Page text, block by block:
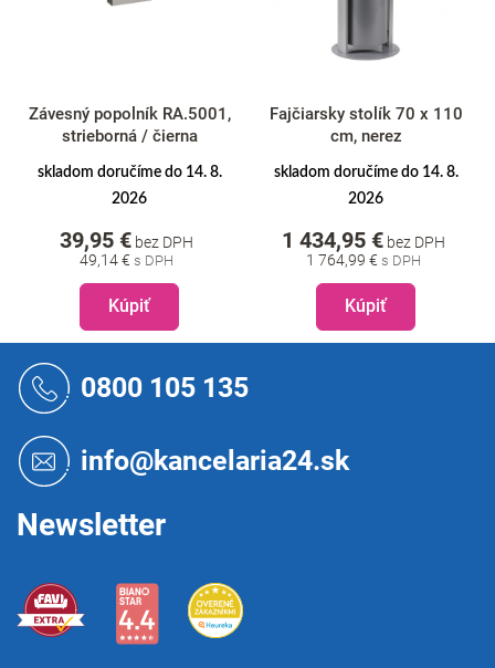
Závesný popolník RA.5001,
strieborná / čierna
skladom doručíme do 14. 8.
2026
49,14 €
39,95 € bez DPH
Kúpiť
Fajčiarsky stolík 70 x 110
cm, nerez
skladom doručíme do 14. 8.
2026
1 764,99 €
1 434,95 €bez DPH
Kúpiť
0800 105 135
info@kancelaria24.sk
Newsletter